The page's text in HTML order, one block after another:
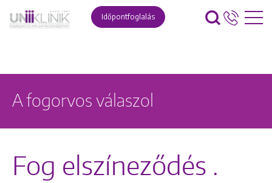
Időpontfoglalás
A fogorvos válaszol
Fog elszíneződés .